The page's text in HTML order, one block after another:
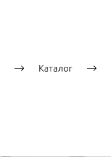
Каталог